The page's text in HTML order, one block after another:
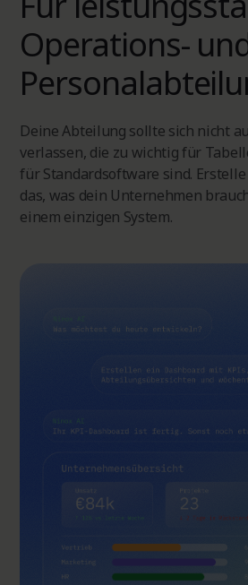
Operations-
Deine Abteilung sollte sich nicht
verlassen, die zu wichtig für
für Standardsoftware sind.
das, was dein Unternehmen
einem einzigen System.